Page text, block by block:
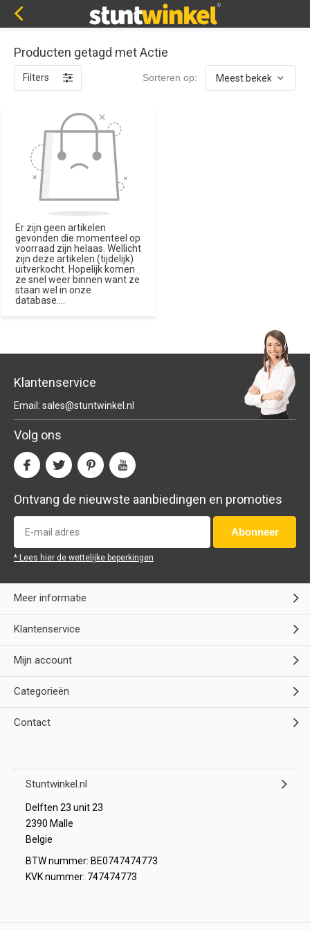
Producten getagd met Actie
Filters Sorteren op:
Er zijn geen artikelen
gevonden die momenteel op
voorraad zijn helaas. Wellicht
zijn deze artikelen (tijdelijk)
uitverkocht. Hopelijk komen
ze snel weer binnen want ze
staan wel in onze
database....
Klantenservice
Email: sales@stuntwinkel.nl
Volg ons
Ontvang de nieuwste aanbiedingen en promoties
Abonneer
* Lees hier de wettelijke beperkingen
Meer informatie
Klantenservice
Mijn account
Categorieën
Contact
Stuntwinkel.nl
Delften 23 unit 23
2390 Malle
Belgie
BTW nummer: BE0747474773
KVK nummer: 747474773